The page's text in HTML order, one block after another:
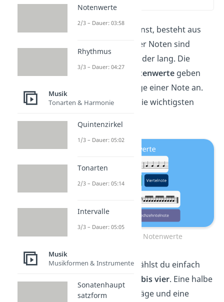
Jedes Lied, das du kennst, besteht aus
. Und viele dieser Noten sind
unterschiedlich kurz oder lang. Die
unterschiedlichen
Notenwerte geben
dabei die genaue Länge einer Note an.
Hier siehst du gleich die wichtigsten
Die wichtigsten Notenwerte
Für eine ganze Note zählst du einfach
vier Schläge von eins bis vier. Eine halbe
Note dauert zwei Schläge und eine
Notenwerte
2/3 – Dauer: 03:58
Rhythmus
3/3 – Dauer: 04:27
Musik
Tonarten & Harmonie
Quintenzirkel
1/3 – Dauer: 05:02
Tonarten
2/3 – Dauer: 05:14
Intervalle
3/3 – Dauer: 05:05
Musik
Musikformen & Instrumente
Sonatenhaupt
satzform